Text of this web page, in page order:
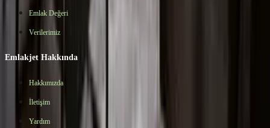
Emlak Değeri
Verilerimiz
Emlakjet Hakkında
Hakkımızda
İletişim
Yardım